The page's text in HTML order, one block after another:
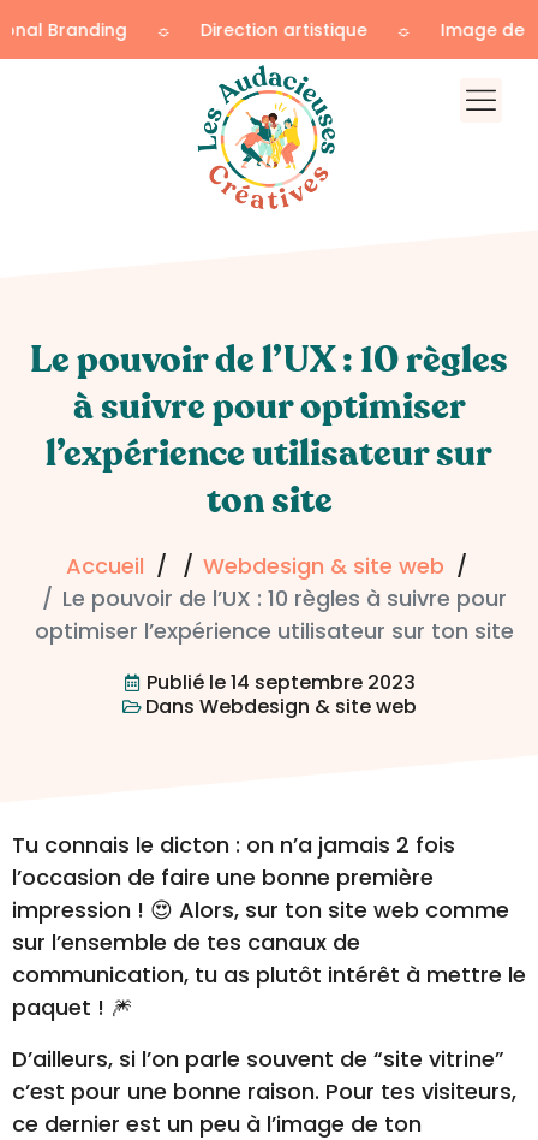
☼ Direction artistique ☼ Image de marque
Le pouvoir de l’UX : 10 règles
à suivre pour optimiser
l’expérience utilisateur sur
ton site
Accueil
Webdesign & site web
Le pouvoir de l’UX : 10 règles à suivre pour
optimiser l’expérience utilisateur sur ton site
Publié le14 septembre 2023
Dans Webdesign & site web
Tu connais le dicton : on n’a jamais 2 fois
l’occasion de faire une bonne première
impression ! 😍 Alors, sur ton site web comme
sur l’ensemble de tes canaux de
communication, tu as plutôt intérêt à mettre le
paquet ! 🎆
D’ailleurs, si l’on parle souvent de “site vitrine”
c’est pour une bonne raison. Pour tes visiteurs,
ce dernier est un peu à l’image de ton